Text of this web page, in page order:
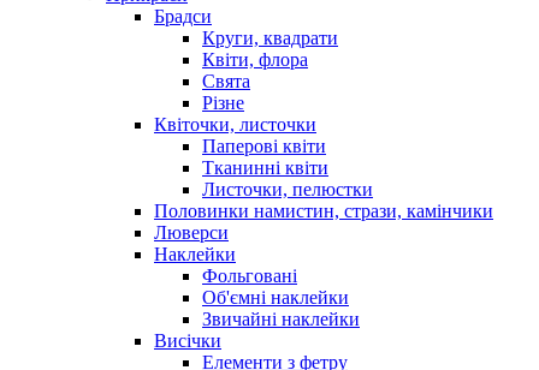
Брадси
Круги, квадрати
Квіти, флора
Свята
Різне
Квіточки, листочки
Паперові квіти
Тканинні квіти
Листочки, пелюстки
Половинки намистин, стрази, камінчики
Люверси
Наклейки
Фольговані
Об'ємні наклейки
Звичайні наклейки
Висічки
Елементи з фетру